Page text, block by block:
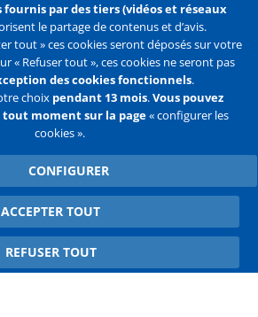
S'abonner
Données personnelles
Contact Plan du site
Flux
FacebookYoutube
par des tiers (vidéos et réseaux
le partage de contenus et d’avis.
tout » ces cookies seront déposés sur votre
« Refuser tout », ces cookies ne seront pas
des cookies fonctionnels.
choix pendant 13 mois.Vous pouvez
moment sur la page« configurer les
cookies ».
CONFIGURER
ACCEPTER TOUT
WITHDRAW CONSENT
REFUSER TOUT